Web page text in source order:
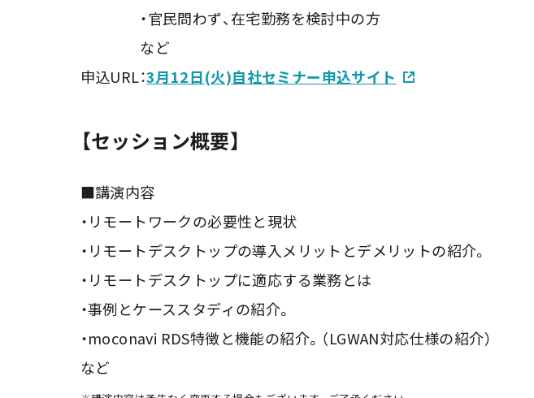
・官民問わず、在宅勤務を検討中の方
など
申込URL：3月12日(火)自社セミナー申込サイト
【セッション概要】
■講演内容
・リモートワークの必要性と現状
・リモートデスクトップの導入メリットとデメリットの紹介。
・リモートデスクトップに適応する業務とは
・事例とケーススタディの紹介。
・moconavi RDS特徴と機能の紹介。（LGWAN対応仕様の紹介）
など